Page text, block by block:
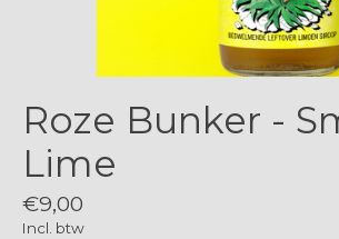
Roze Bunker -
Lime
€9,00
Incl. btw